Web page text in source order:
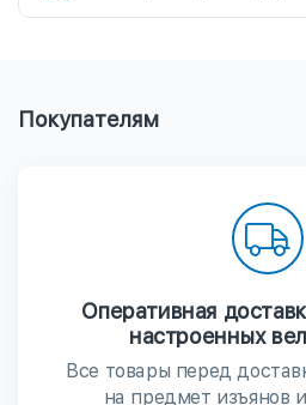
Покупателям
Оперативная
настроенных
Все товары перед
на предмет изъянов